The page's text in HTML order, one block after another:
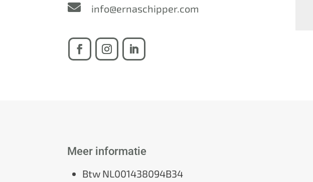
 info@ernaschipper.com
Meer informatie
Btw NL001438094B34